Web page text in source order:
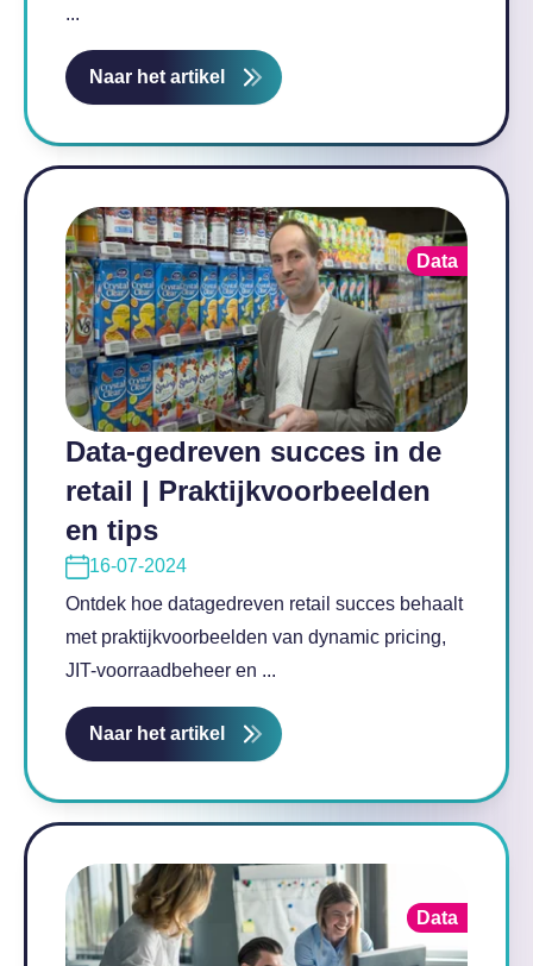
...
Naar het artikel
Data-gedreven succes in de
retail | Praktijkvoorbeelden
en tips
16-07-2024
Ontdek hoe datagedreven retail succes behaalt
met praktijkvoorbeelden van dynamic pricing,
JIT-voorraadbeheer en ...
Naar het artikel
Data
Data